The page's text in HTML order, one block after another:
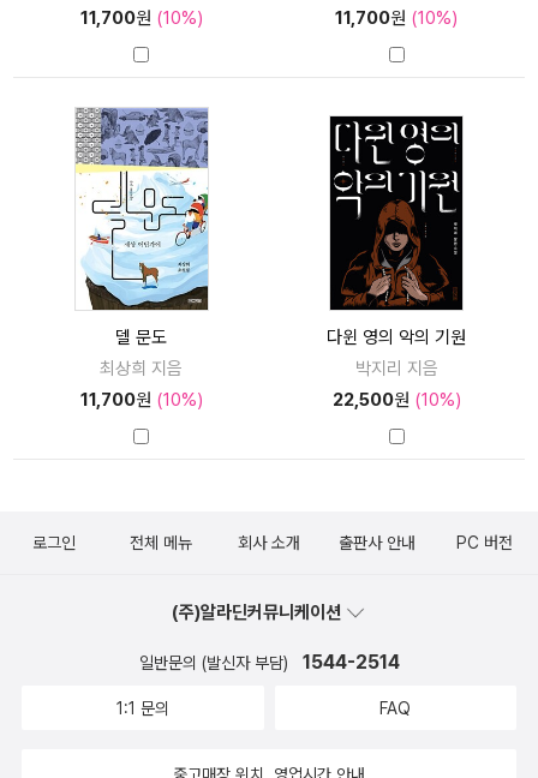
11,700원 (10%)
11,700원 (10%)
델 문도
최상희 지음
11,700원 (10%)
다윈 영의 악의 기원
박지리 지음
22,500원 (10%)
로그인 전체 메뉴 회사 소개 출판사 안내 PC 버전
(주)알라딘커뮤니케이션
일반문의 (발신자 부담) 1544-2514
1:1 문의 FAQ
중고매장 위치, 영업시간 안내